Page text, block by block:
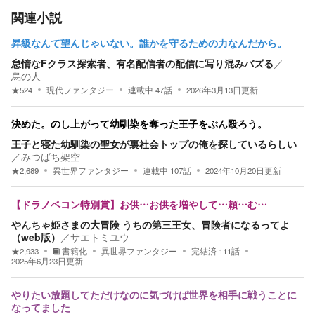
関連小説
昇級なんて望んじゃいない。誰かを守るための力なんだから。
怠惰なFクラス探索者、有名配信者の配信に写り混みバズる ／
烏の人
★524 現代ファンタジー 連載中 47話 2026年3月13日更新
決めた。のし上がって幼馴染を奪った王子をぶん殴ろう。
王子と寝た幼馴染の聖女が裏社会トップの俺を探しているらしい
／みつばち架空
★2,689 異世界ファンタジー 連載中 107話 2024年10月20日更新
【ドラノベコン特別賞】お供…お供を増やして…頼…む…
やんちゃ姫さまの大冒険 うちの第三王女、冒険者になるってよ
（web版） ／サエトミユウ
★2,933 書籍化 異世界ファンタジー 完結済 111話
2025年6月23日更新
やりたい放題してただけなのに気づけば世界を相手に戦うことに
なってました